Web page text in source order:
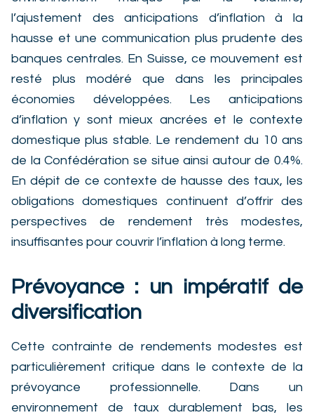
l’ajustement des anticipations d’inflation à la
hausse et une communication plus prudente des
banques centrales. En Suisse, ce mouvement est
resté plus modéré que dans les principales
économies développées. Les anticipations
d’inflation y sont mieux ancrées et le contexte
domestique plus stable. Le rendement du 10 ans
de la Confédération se situe ainsi autour de 0.4%.
En dépit de ce contexte de hausse des taux, les
obligations domestiques continuent d’offrir des
perspectives de rendement très modestes,
insuffisantes pour couvrir l’inflation à long terme.
Prévoyance : un impératif de
diversification
Cette contrainte de rendements modestes est
particulièrement critique dans le contexte de la
prévoyance professionnelle. Dans un
environnement de taux durablement bas, les